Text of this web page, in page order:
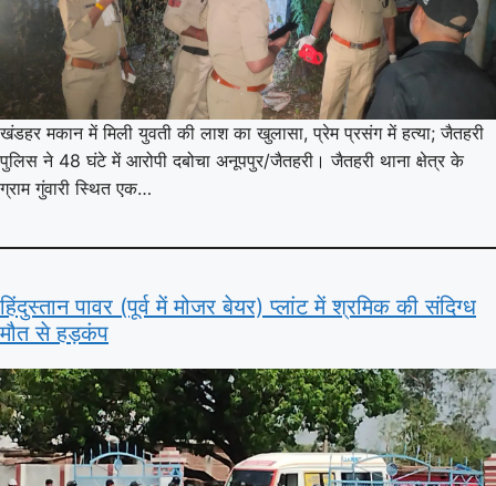
खंडहर मकान में मिली युवती की लाश का खुलासा, प्रेम प्रसंग में हत्या; जैतहरी
पुलिस ने 48 घंटे में आरोपी दबोचा अनूपपुर/जैतहरी। जैतहरी थाना क्षेत्र के
ग्राम गुंवारी स्थित एक…
हिंदुस्तान पावर (पूर्व में मोजर बेयर) प्लांट में श्रमिक की संदिग्ध
मौत से हड़कंप